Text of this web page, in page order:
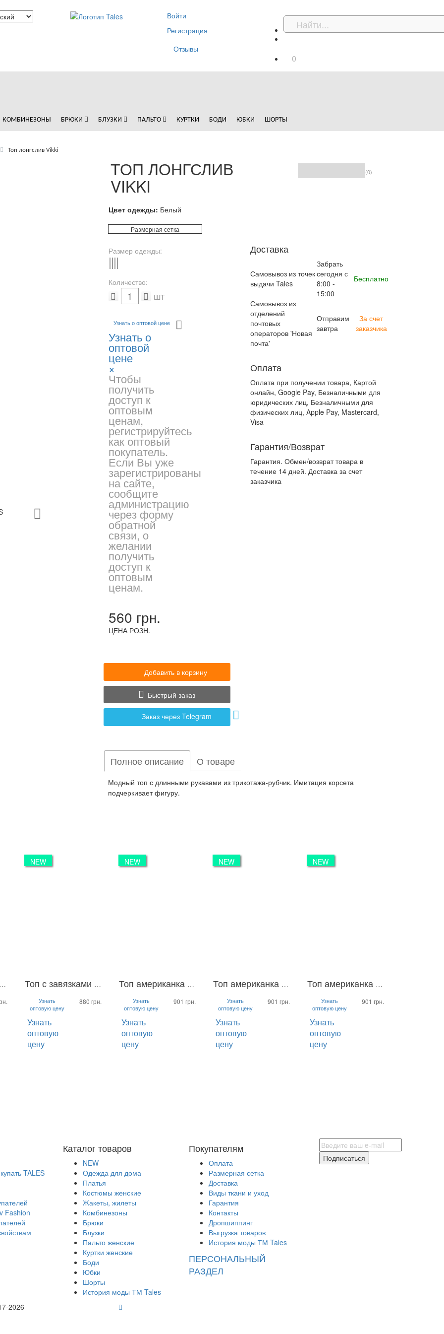
Войти
Регистрация
Отзывы
0
КОМБИНЕЗОНЫ БРЮКИ БЛУЗКИ ПАЛЬТО КУРТКИ БОДИ ЮБКИ ШОРТЫ
Топ лонгслив Vikki
(0)
ТОП ЛОНГСЛИВ
VIKKI
Цвет одежды: Белый
Размерная сетка
Размер одежды:
Количество:
шт
Узнать о оптовой цене
Узнать о
оптовой
цене
×
Чтобы
получить
доступ к
оптовым
ценам,
регистрируйтесь
как оптовый
покупатель.
Если Вы уже
зарегистрированы
на сайте,
сообщите
администрацию
через форму
обратной
связи, о
желании
получить
доступ к
оптовым
ценам.
560 грн.
ЦЕНА РОЗН.
Добавить в корзину
Быстрый заказ
Заказ через Telegram
Доставка
Самовывоз из точек
выдачи Tales
Забрать
сегодня с
8:00 -
15:00
Бесплатно
Самовывоз из
отделений
почтовых
операторов 'Новая
почта'
Отправим
завтра
За счет
заказчика
Оплата
Оплата при получении товара, Картой
онлайн, Google Pay, Безналичными для
юридических лиц, Безналичными для
физических лиц, Apple Pay, Mastercard,
Visa
Гарантия/Возврат
Гарантия. Обмен/возврат товара в
течение 14 дней. Доставка за счет
заказчика
Полное описание О товаре
Модный топ с длинными рукавами из трикотажа-рубчик. Имитация корсета
подчеркивает фигуру.
Топ американка Helena
NEW
L-XL S-M Топ с завязками Kim
Узнать
оптовую цену
Узнать
оптовую
цену
880 грн.
NEW
L-XL S-M Топ американка Celesta
Узнать
оптовую цену
Узнать
оптовую
цену
901 грн.
NEW
L-XL S-M Топ американка Celesta
Узнать
оптовую цену
Узнать
оптовую
цену
901 грн.
NEW
L-XL S-M Топ американка Celesta
Узнать
оптовую цену
Узнать
оптовую
цену
901 грн.
TALES
Fashion
Каталог товаров
NEW
Одежда для дома
Платья
Костюмы женские
Жакеты, жилеты
Комбинезоны
Брюки
Блузки
Пальто женские
Куртки женские
Боди
Юбки
Шорты
История моды ТМ Tales
Покупателям
Оплата
Размерная сетка
Доставка
Виды ткани и уход
Гарантия
Контакты
Дропшиппинг
Выгрузка товаров
История моды ТМ Tales
ПЕРСОНАЛЬНЫЙ
РАЗДЕЛ
Подписаться
2026